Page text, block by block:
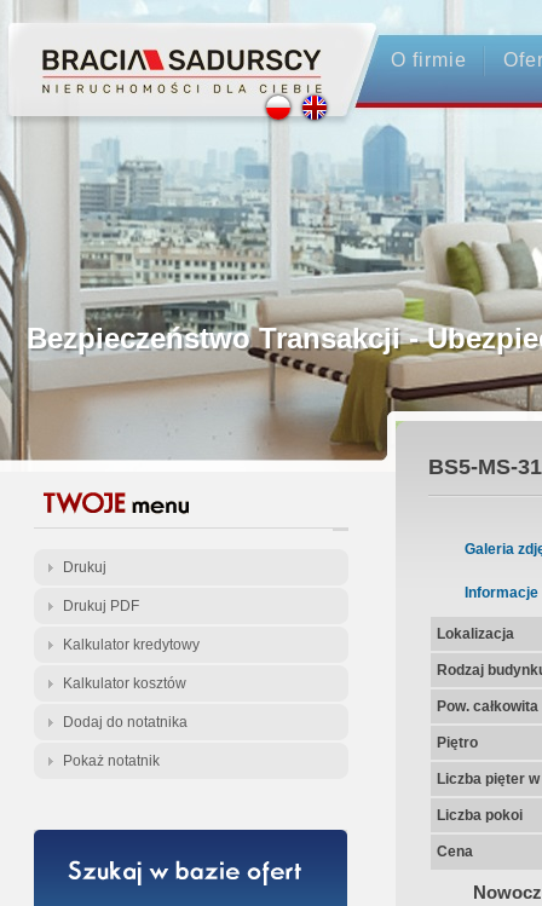
O firmie
Profesjonalne Pośrednictwo
Bezpieczeństwo Transakcji -
Licencjonowani Pośrednicy
Gwarancja Zwrotu Zadatku
Gratis - Przedwstępna Umowa
Drukuj
Drukuj PDF
Kalkulator kredytowy
Kalkulator kosztów
Dodaj do notatnika
Pokaż notatnik
BS5-MS-
Galeria
Informacje
Lokalizacja
Rodzaj
Pow.
Piętro
Liczba pięter
Liczba pokoi
Cena